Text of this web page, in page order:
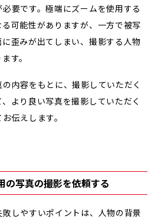
要です。極端にズームを使用する
可能性がありますが、一方で被写
歪みが出てしまい、撮影する人物
す。
内容をもとに、撮影していただく
より良い写真を撮影していただく
伝えします。
の写真の撮影を依頼する
しやすいポイントは、人物の背景